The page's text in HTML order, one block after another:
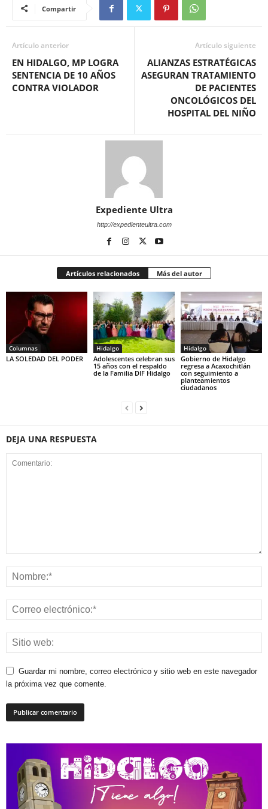
Compartir
Artículo anterior
EN HIDALGO, MP LOGRA
SENTENCIA DE 10 AÑOS
CONTRA VIOLADOR
Artículo siguiente
ALIANZAS ESTRATÉGICAS
ASEGURAN TRATAMIENTO
DE PACIENTES
ONCOLÓGICOS DEL
HOSPITAL DEL NIÑO
Expediente Ultra
http://expedienteultra.com
Artículos relacionados Más del autor
Columnas
LA SOLEDAD DEL PODER
Hidalgo
Adolescentes celebran sus
15 años con el respaldo
de la Familia DIF Hidalgo
Hidalgo
Gobierno de Hidalgo
regresa a Acaxochitlán
con seguimiento a
planteamientos
ciudadanos
DEJA UNA RESPUESTA
Guardar mi nombre, correo electrónico y sitio web en este navegador
la próxima vez que comente.